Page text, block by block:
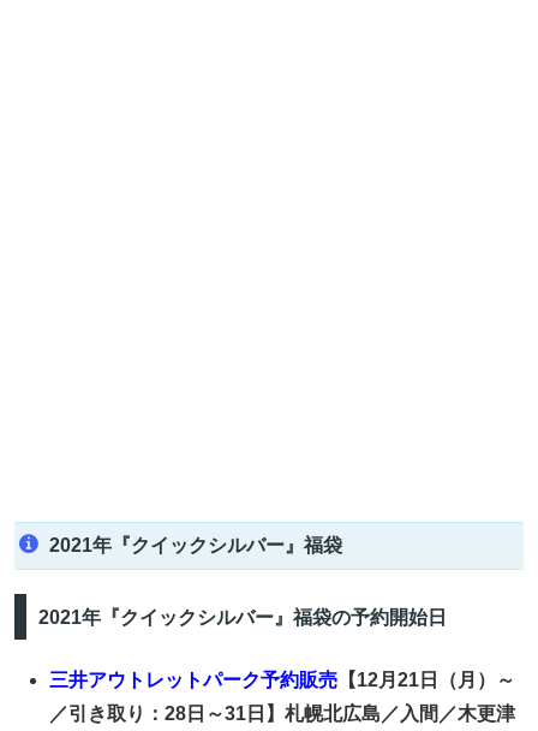
2021年『クイックシルバー』福袋
2021年『クイックシルバー』福袋の予約開始日
三井アウトレットパーク予約販売 【12月21日（月）～
／引き取り：28日～31日】札幌北広島／入間／木更津